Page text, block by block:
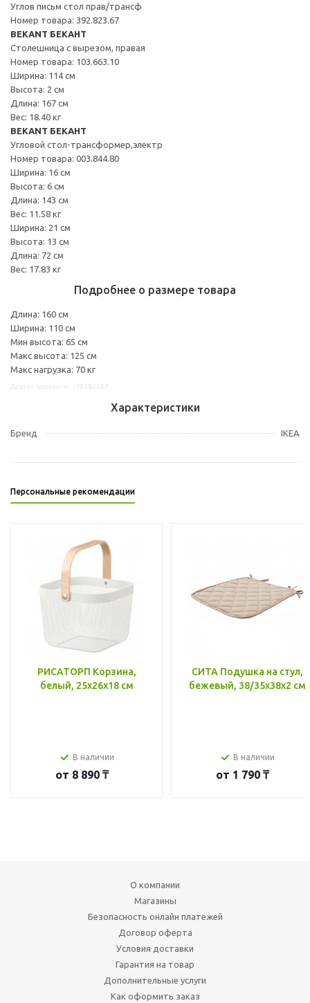
Углов письм стол прав/трансф
Номер товара: 392.823.67
BEKANT БЕКАНТ
Столешница с вырезом, правая
Номер товара: 103.663.10
Ширина: 114 см
Высота: 2 см
Длина: 167 см
Вес: 18.40 кг
BEKANT БЕКАНТ
Угловой стол-трансформер,электр
Номер товара: 003.844.80
Ширина: 16 см
Высота: 6 см
Длина: 143 см
Вес: 11.58 кг
Ширина: 21 см
Высота: 13 см
Длина: 72 см
Вес: 17.83 кг
Подробнее о размере товара
Длина: 160 см
Ширина: 110 см
Мин высота: 65 см
Макс высота: 125 см
Макс нагрузка: 70 кг
Характеристики
Бренд IKEA
Персональные рекомендации
РИСАТОРП Корзина,
белый, 25x26x18 см
В наличии
от 8 890 ₸
СИТА Подушка на стул,
бежевый, 38/35x38x2 см
В наличии
от 1 790 ₸
О компании
Магазины
Безопасность онлайн платежей
Договор оферта
Условия доставки
Гарантия на товар
Дополнительные услуги
Как оформить заказ